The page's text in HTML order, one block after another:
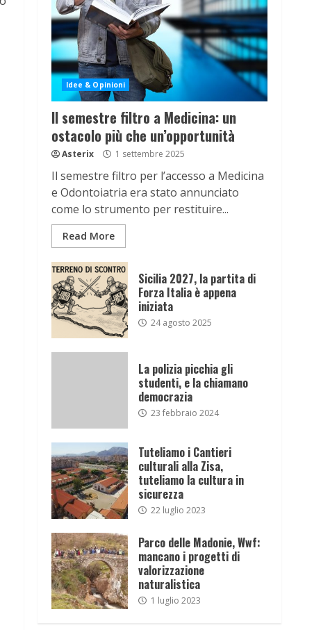
Idee & Opinioni
Il semestre filtro a Medicina: un
ostacolo più che un’opportunità
Asterix 1 settembre 2025
Il semestre filtro per l’accesso a Medicina
e Odontoiatria era stato annunciato
come lo strumento per restituire...
Read More
Sicilia 2027, la partita di
Forza Italia è appena
iniziata
24 agosto 2025
La polizia picchia gli
studenti, e la chiamano
democrazia
23 febbraio 2024
Tuteliamo i Cantieri
culturali alla Zisa,
tuteliamo la cultura in
sicurezza
22 luglio 2023
Parco delle Madonie, Wwf:
mancano i progetti di
valorizzazione
naturalistica
1 luglio 2023